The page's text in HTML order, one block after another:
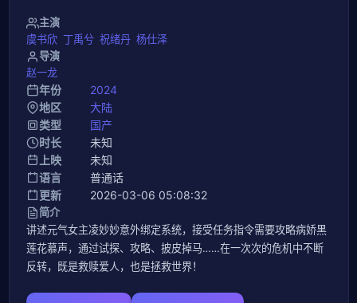
主演
虞书欣 丁禹兮 祝绪丹 杨仕泽
导演
赵一龙
年份
2024
地区
大陆
类型
国产
时长
未知
上映
未知
语言
普通话
更新
2026-03-06 05:08:32
简介
讲述元气女主凌妙妙意外绑定系统，接受任务指令需要攻略病娇黑
莲花慕声，通过试探、攻略、披皮掉马……在一次次的危机中不断
反转，既是救赎爱人，也是拯救世界！